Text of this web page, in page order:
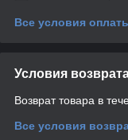
Все условия
Условия
Возврат товара в
Все условия